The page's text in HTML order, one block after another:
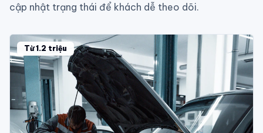
cập nhật trạng thái để khách dễ theo dõi.
Từ 1.2 triệu